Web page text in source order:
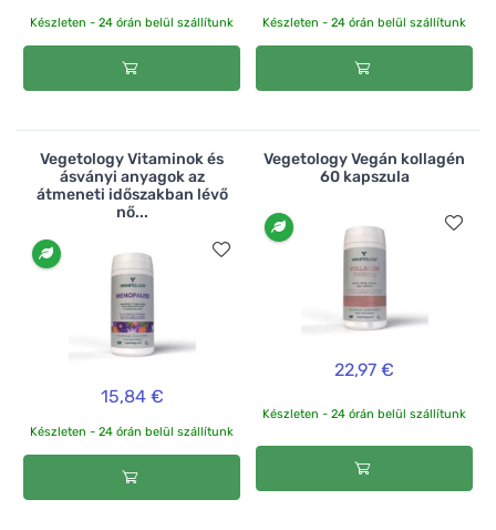
Készleten - 24 órán belül szállítunk Készleten - 24 órán belül szállítunk
Vegetology Vitaminok és
ásványi anyagok az
átmeneti időszakban lévő
nő...
15,84 €
Készleten - 24 órán belül szállítunk
Vegetology Vegán kollagén
60 kapszula
22,97 €
Készleten - 24 órán belül szállítunk